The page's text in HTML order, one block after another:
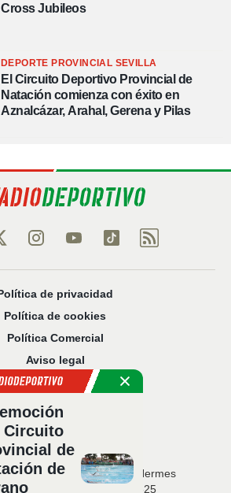
Cross Jubileos
DEPORTE PROVINCIAL SEVILLA
El Circuito Deportivo Provincial de
Natación comienza con éxito en
Aznalcázar, Arahal, Gerena y Pilas
de privacidad
Política de cookies
Política Comercial
Aviso legal
de privacidad
Sobre nosotros
Código Ético
Javier, 22 · Edificio Hermes
41018 Sevilla · T. 954 216 525
Circuito
de
de